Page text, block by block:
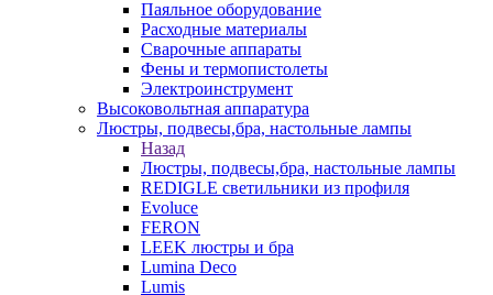
Паяльное оборудование
Расходные материалы
Сварочные аппараты
Фены и термопистолеты
Электроинструмент
Высоковольтная аппаратура
Люстры, подвесы,бра, настольные лампы
Назад
Люстры, подвесы,бра, настольные лампы
REDIGLE светильники из профиля
Evoluce
FERON
LEEK люстры и бра
Lumina Deco
Lumis